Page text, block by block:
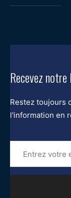
Recevez
Restez toujours
l'information en
Entrez
votre
email